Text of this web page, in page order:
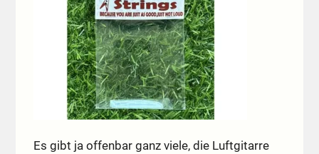
Es gibt ja offenbar ganz viele, die Luftgitarre